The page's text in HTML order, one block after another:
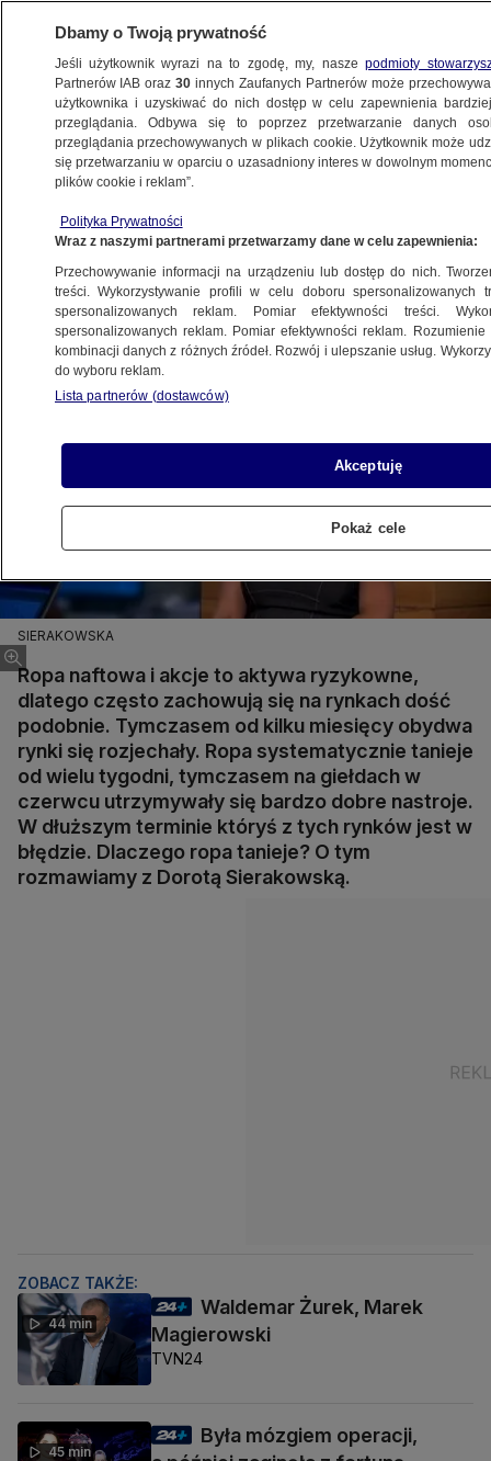
BIZNES
Z KRAJU
25.06.2012, 17:54
Udostępnij
SIERAKOWSKA
Ropa naftowa i akcje to aktywa ryzykowne,
dlatego często zachowują się na rynkach dość
podobnie. Tymczasem od kilku miesięcy obydwa
rynki się rozjechały. Ropa systematycznie tanieje
od wielu tygodni, tymczasem na giełdach w
czerwcu utrzymywały się bardzo dobre nastroje.
W dłuższym terminie któryś z tych rynków jest w
błędzie. Dlaczego ropa tanieje? O tym
rozmawiamy z Dorotą Sierakowską.
ZOBACZ TAKŻE:
44 min
Waldemar Żurek, Marek
Magierowski
TVN24
45 min
Była mózgiem operacji,
Dbamy o Twoją prywatność
Jeśli użytkownik wyrazi na to zgodę, my, naszepodmioty
Partnerów IAB oraz30 innych Zaufanych Partnerów może
użytkownika i uzyskiwać do nich dostęp w celu zapewnienia
przeglądania. Odbywa się to poprzez przetwarzanie danych
przeglądania przechowywanych w plikach cookie. Użytkownik może
się przetwarzaniu w oparciu o uzasadniony interes w dowolnym
plików cookie i reklam”.
Polityka Prywatności
Wraz z naszymi partnerami przetwarzamy dane w celu zapewnienia:
Przechowywanie informacji na urządzeniu lub dostęp do nich.
treści. Wykorzystywanie profili w celu doboru spersonalizowanych
spersonalizowanych reklam. Pomiar efektywności treści.
spersonalizowanych reklam. Pomiar efektywności reklam.
kombinacji danych z różnych źródeł. Rozwój i ulepszanie usług.
do wyboru reklam.
Lista partnerów (dostawców)
Akceptuję
Pokaż cele